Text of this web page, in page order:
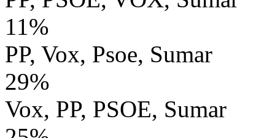
11%
PP, Vox, Psoe, Sumar
29%
Vox, PP, PSOE, Sumar